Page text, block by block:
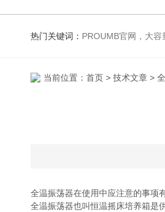
热门关键词： PROUMB官网，大容量离心机，大容量振荡器
当前位置： 首页 > 技术文章 >
全温振荡器在使用中应注意的事项有哪
全温振荡器也叫恒温摇床培养箱是供医